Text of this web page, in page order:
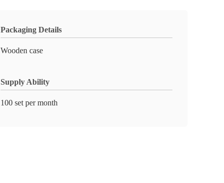
Packaging Details
Wooden case
Supply Ability
100 set per month